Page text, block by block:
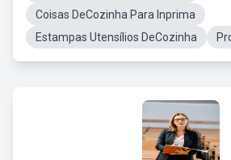
Coisas DeCozinha Para Inprima
Estampas Utensílios DeCozinha